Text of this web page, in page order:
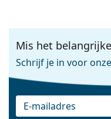
Mis het
Schrijf je in voor